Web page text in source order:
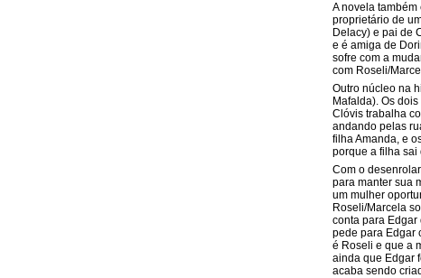
A novela
proprietário de
Delacy) e pai de
e é amiga de
sofre com a
com Roseli/
Outro núcleo na
Mafalda). Os
Clóvis trabalha
andando pelas
filha Amanda, e
porque a filha sai
Com o
para manter sua
um mulher
Roseli/Marcela
conta para
pede para Edgar
é Roseli e que a
ainda que Edgar
acaba sendo